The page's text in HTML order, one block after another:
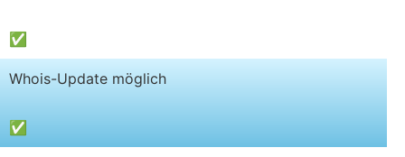
✅
Whois-Update möglich
✅